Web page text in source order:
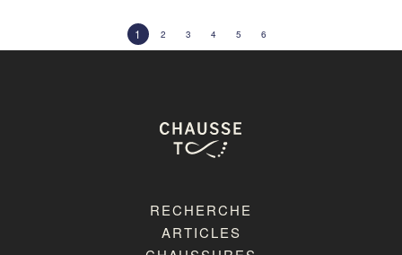
1 2 3 4 5 6
RECHERCHE
ARTICLES